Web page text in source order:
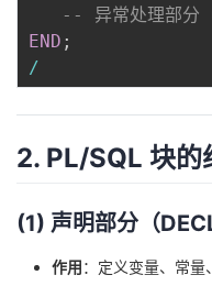
的
开
我
的
我
-- 异常处理部分
END ;
/
2. PL/SQL 块的
(1) 声明部分（
作用：定义变量、常量